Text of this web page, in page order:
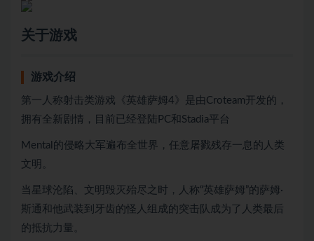
关于游戏
游戏介绍
第一人称射击类游戏《英雄萨姆4》是由Croteam开发的，
拥有全新剧情，目前已经登陆PC和Stadia平台
Mental的侵略大军遍布全世界，任意屠戮残存一息的人类
文明。
当星球沦陷、文明毁灭殆尽之时，人称“英雄萨姆”的萨姆·
斯通和他武装到牙齿的怪人组成的突击队成为了人类最后
的抵抗力量。